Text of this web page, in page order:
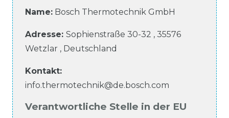
Name: Bosch Thermotechnik GmbH
Adresse: Sophienstraße 30-32 , 35576
Wetzlar , Deutschland
Kontakt:
info.thermotechnik@de.bosch.com
Verantwortliche Stelle in der EU